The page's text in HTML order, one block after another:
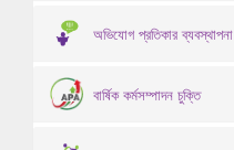
অভিযোগ প্রতিকার ব্যবস্থাপনা
বার্ষিক কর্মসম্পাদন চুক্তি